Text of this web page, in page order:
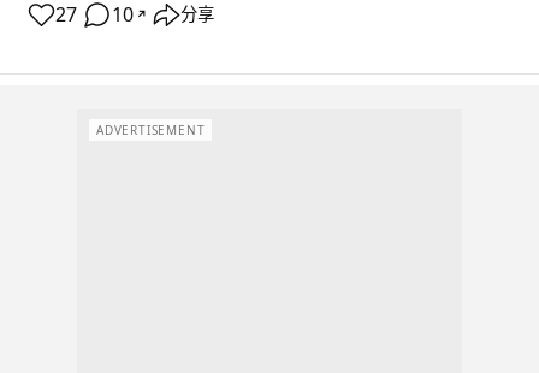
27 10 ↗ 分享
ADVERTISEMENT